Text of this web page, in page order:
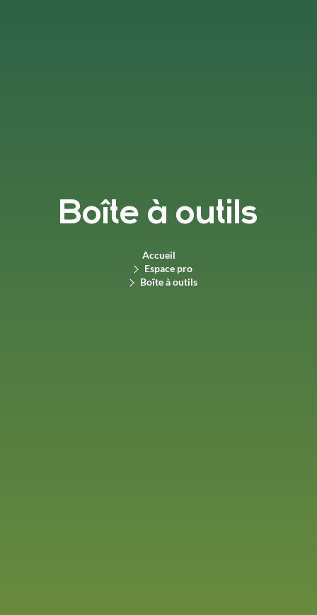
Boîte à outils
Accueil
Espace pro
Boîte à outils